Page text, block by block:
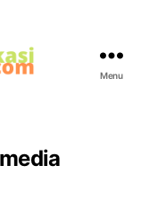
Menu